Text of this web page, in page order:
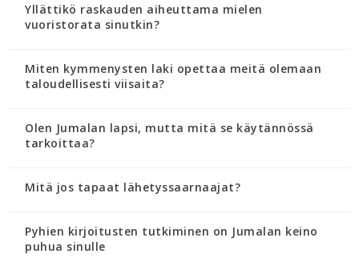
Yllättikö raskauden aiheuttama mielen
vuoristorata sinutkin?
Miten kymmenysten laki opettaa meitä olemaan
taloudellisesti viisaita?
Olen Jumalan lapsi, mutta mitä se käytännössä
tarkoittaa?
Mitä jos tapaat lähetyssaarnaajat?
Pyhien kirjoitusten tutkiminen on Jumalan keino
puhua sinulle